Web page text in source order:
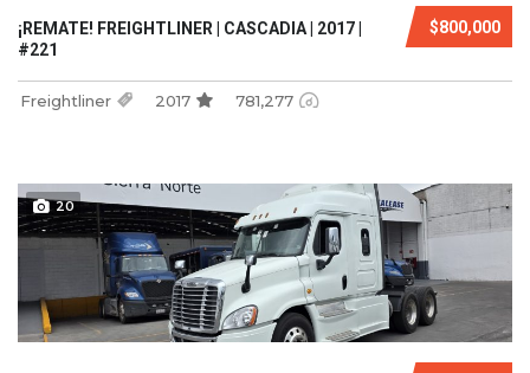
$800,000
¡REMATE! FREIGHTLINER | CASCADIA | 2017 |
#221
Freightliner 2017 781,277
20